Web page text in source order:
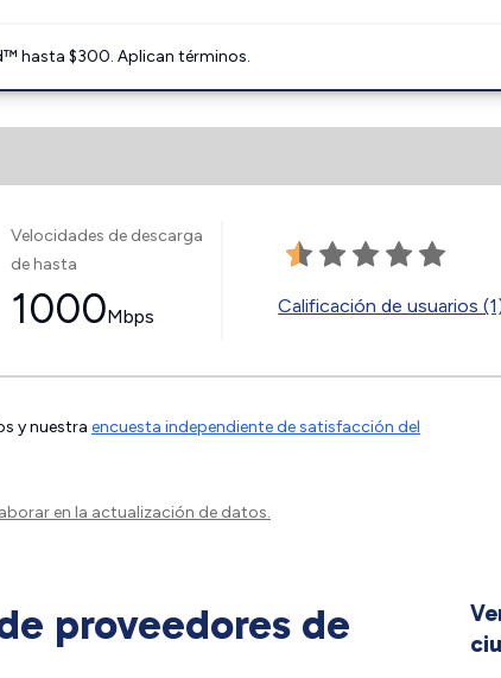
hasta $300. Aplican términos.
Velocidades de descarga
de hasta
1000Mbps Calificación de usuarios
y nuestra encuesta independiente de satisfacción del
en la actualización de datos.
proveedores de